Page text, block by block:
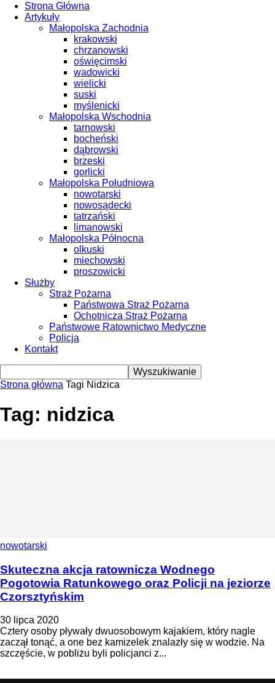
Strona Główna
Artykuły
Małopolska Zachodnia
krakowski
chrzanowski
oświęcimski
wadowicki
wielicki
suski
myślenicki
Małopolska Wschodnia
tarnowski
bocheński
dąbrowski
brzeski
gorlicki
Małopolska Południowa
nowotarski
nowosądecki
tatrzański
limanowski
Małopolska Północna
olkuski
miechowski
proszowicki
Służby
Straż Pożarna
Państwowa Straż Pożarna
Ochotnicza Straż Pożarna
Państwowe Ratownictwo Medyczne
Policja
Kontakt
Strona główna Tagi Nidzica
Tag: nidzica
nowotarski
Skuteczna akcja ratownicza Wodnego
Pogotowia Ratunkowego oraz Policji na jeziorze
Czorsztyńskim
30 lipca 2020
Cztery osoby pływały dwuosobowym kajakiem, który nagle
zaczął tonąć, a one bez kamizelek znalazły się w wodzie. Na
szczęście, w pobliżu byli policjanci z...